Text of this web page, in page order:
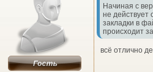
Начиная с
не действует
закладки в
происходит
всё отлично